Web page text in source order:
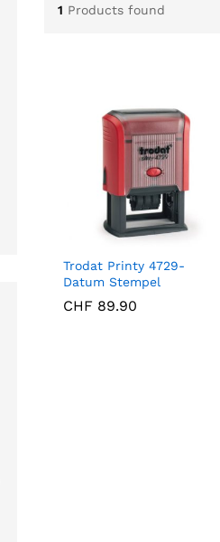
1 Products found
Trodat Printy 4729-
Datum Stempel
CHF 89.90
CHF 89.90